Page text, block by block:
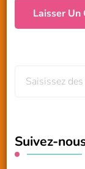
?
Suivez-